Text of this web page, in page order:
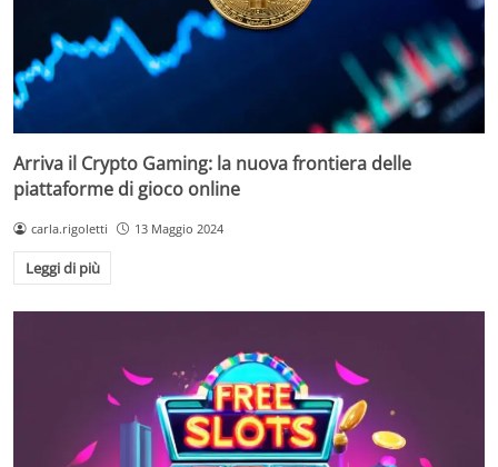
Arriva il Crypto Gaming: la nuova frontiera delle
piattaforme di gioco online
carla.rigoletti 13 Maggio 2024
Leggi di più